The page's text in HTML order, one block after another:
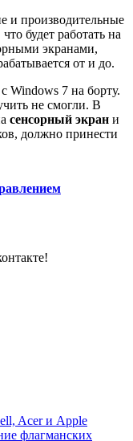
и производительные
будет работать на
экранами,
от и до.
Windows 7 на борту.
не смогли. В
сенсорный экран и
должно принести